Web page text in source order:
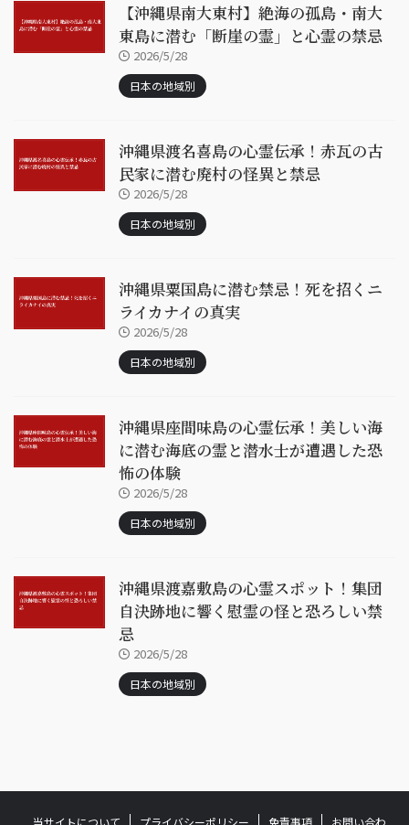
【沖縄県南大東村】絶海の孤島・南大
東島に潜む「断崖の霊」と心霊の禁忌
2026/5/28
日本の地域別
沖縄県渡名喜島の心霊伝承！赤瓦の古
民家に潜む廃村の怪異と禁忌
2026/5/28
日本の地域別
沖縄県粟国島に潜む禁忌！死を招くニ
ライカナイの真実
2026/5/28
日本の地域別
沖縄県座間味島の心霊伝承！美しい海
に潜む海底の霊と潜水士が遭遇した恐
怖の体験
2026/5/28
日本の地域別
沖縄県渡嘉敷島の心霊スポット！集団
自決跡地に響く慰霊の怪と恐ろしい禁
忌
2026/5/28
日本の地域別